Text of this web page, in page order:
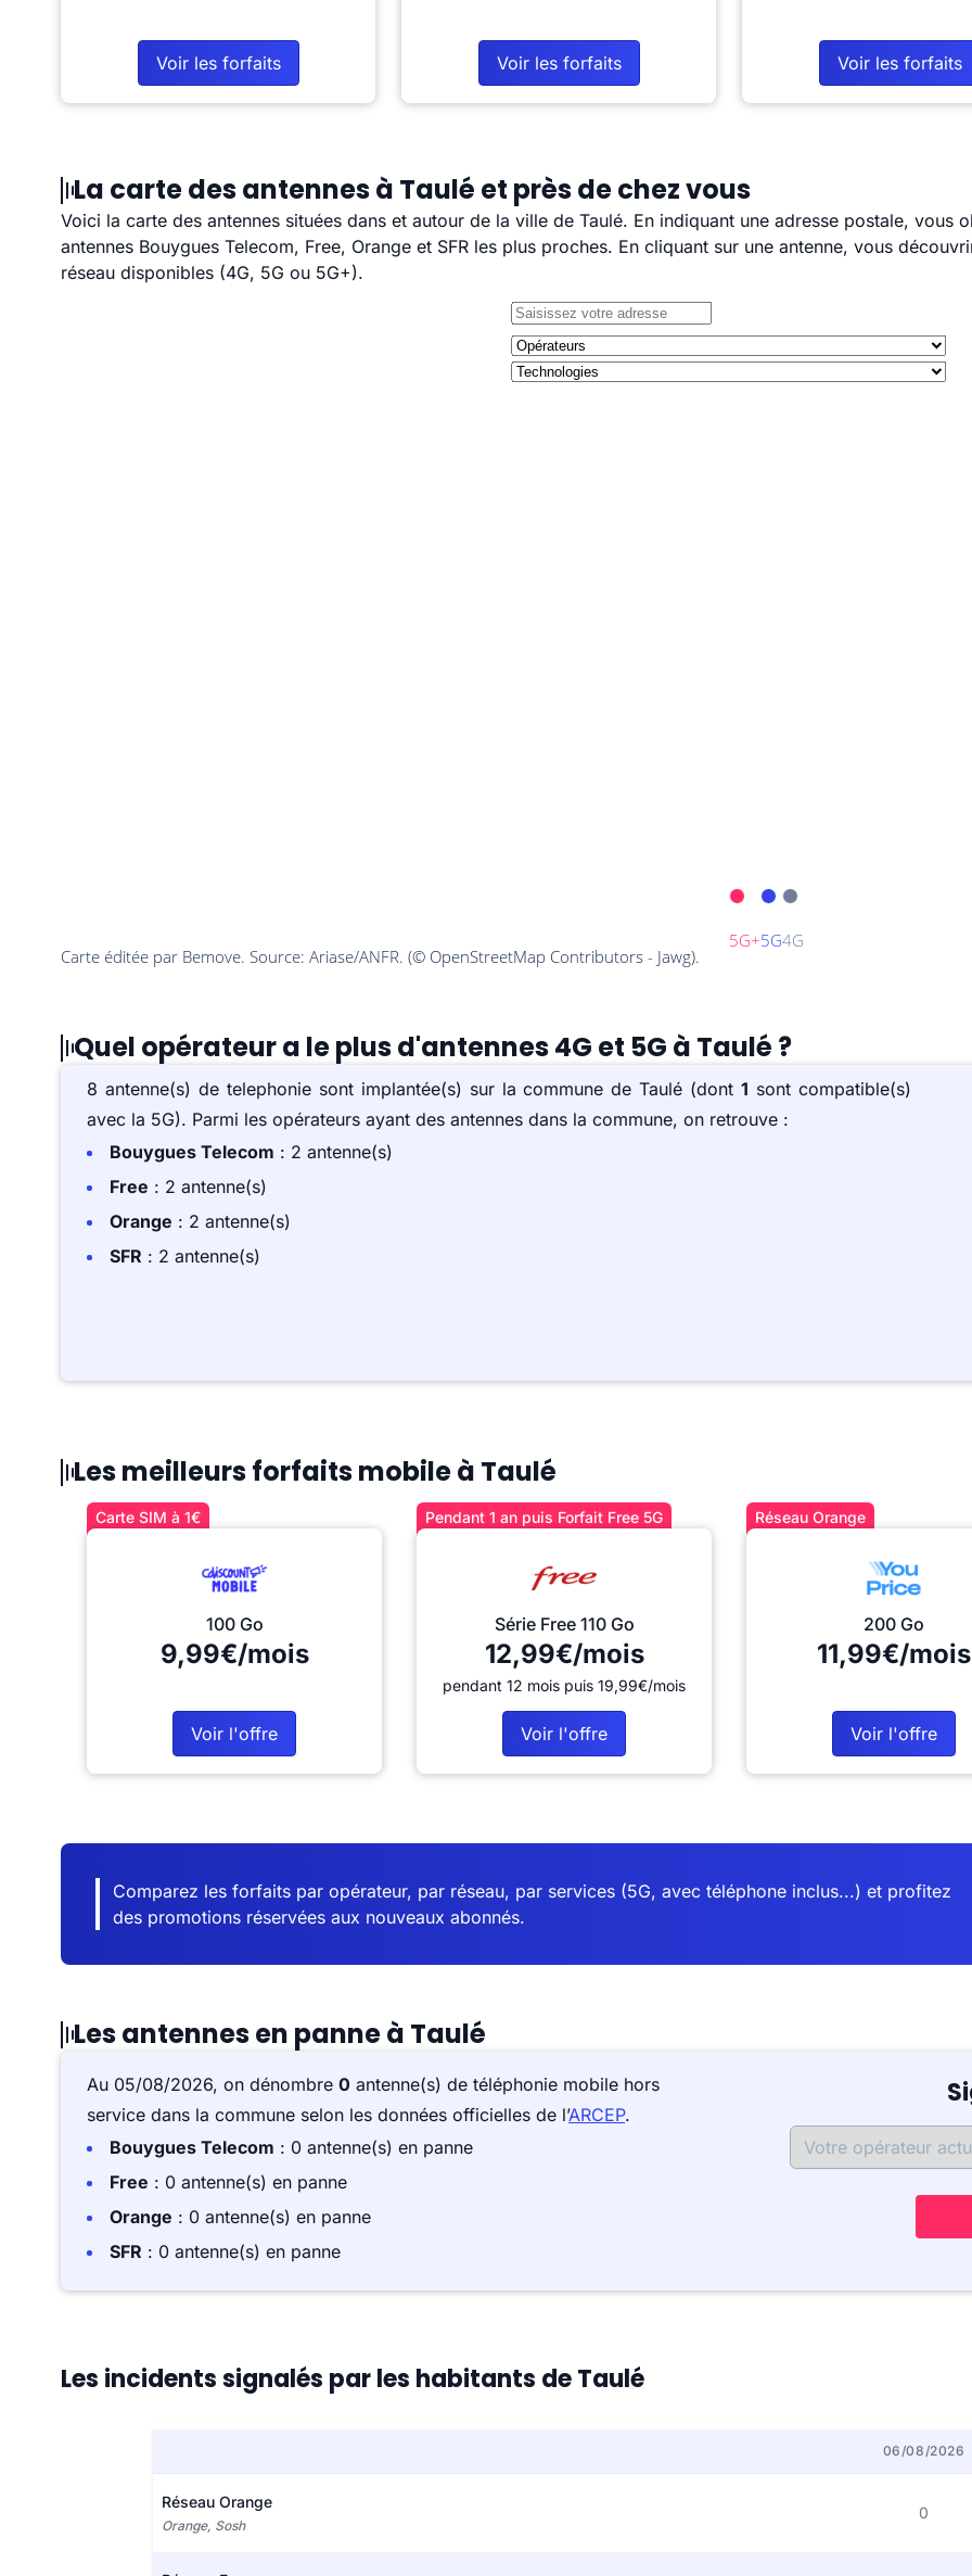
Voir les forfaits Voir les forfaits Voir les forfaits
La carte des antennes à Taulé et près de chez vous
Voici la carte des antennes situées dans et autour de la ville de Taulé. En indiquant une adresse postale, vous
antennes Bouygues Telecom, Free, Orange et SFR les plus proches. En cliquant sur une antenne, vous
réseau disponibles (4G, 5G ou 5G+).
Quel opérateur a le plus d'antennes 4G et 5G à Taulé ?
8 antenne(s) de telephonie sont implantée(s) sur la commune de Taulé (dont1 sont compatible(s)
avec la 5G). Parmi les opérateurs ayant des antennes dans la commune, on retrouve :
Bouygues Telecom : 2 antenne(s)
Free : 2 antenne(s)
Orange : 2 antenne(s)
SFR : 2 antenne(s)
Les meilleurs forfaits mobile à Taulé
Carte SIM à 1€
100 Go
9,99€/mois
Voir l'offre
Pendant 1 an puis Forfait Free 5G
Série Free 110 Go
12,99€/mois
pendant 12 mois puis 19,99€/mois
Voir l'offre
Réseau Orange
200 Go
11,99€/mois
Voir l'offre
Comparez les forfaits par opérateur, par réseau, par services (5G, avec téléphone inclus...) et profitez
des promotions réservées aux nouveaux abonnés.
Les antennes en panne à Taulé
Au 05/08/2026, on dénombre 0 antenne(s) de téléphonie mobile hors
service dans la commune selon les données officielles de l’ARCEP.
Bouygues Telecom : 0 antenne(s) en panne
Free : 0 antenne(s) en panne
Orange : 0 antenne(s) en panne
SFR : 0 antenne(s) en panne
Les incidents signalés par les habitants de Taulé
06/08/2026
Réseau Orange
Orange, Sosh
0